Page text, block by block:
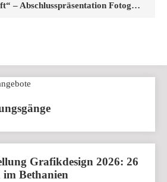
„Staatlich geprüft“ – Abschlusspräsentation Fotografie
Grafikdesign 2026: 26
Bethanien